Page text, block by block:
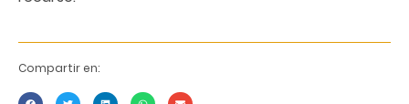
Compartir en: